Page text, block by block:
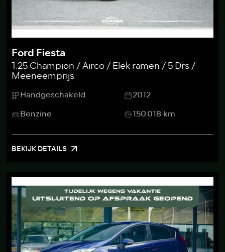
Ford Fiesta
1.25 Champion / Airco / Elek ramen / 5 Drs /
Meeneemprijs
Handgeschakeld
2012
Benzine
150.018 km
BEKIJK DETAILS